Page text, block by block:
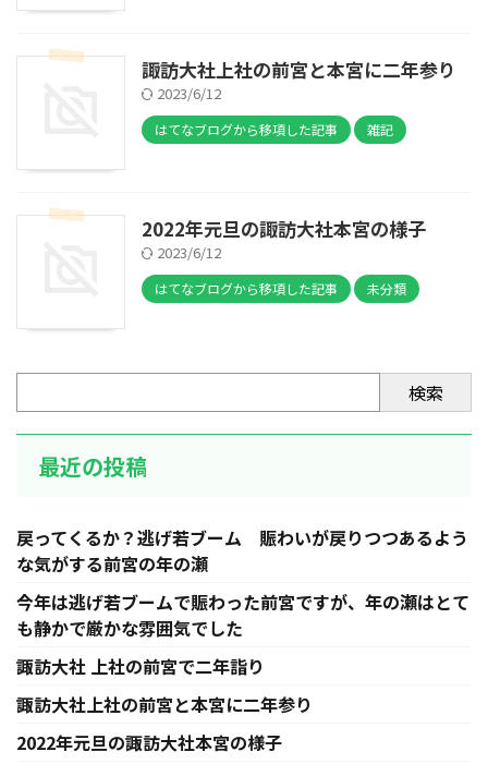
諏訪大社上社の前宮と本宮に二年参り
2023/6/12
はてなブログから移項した記事 雑記
2022年元旦の諏訪大社本宮の様子
2023/6/12
はてなブログから移項した記事 未分類
検索
最近の投稿
戻ってくるか？逃げ若ブーム 賑わいが戻りつつあるよう
な気がする前宮の年の瀬
今年は逃げ若ブームで賑わった前宮ですが、年の瀬はとて
も静かで厳かな雰囲気でした
諏訪大社 上社の前宮で二年詣り
諏訪大社上社の前宮と本宮に二年参り
2022年元旦の諏訪大社本宮の様子